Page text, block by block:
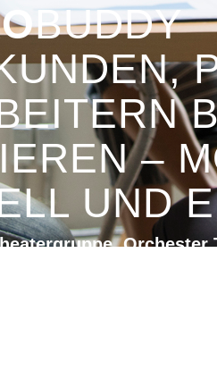
BUDDY
–
UND
Orchester